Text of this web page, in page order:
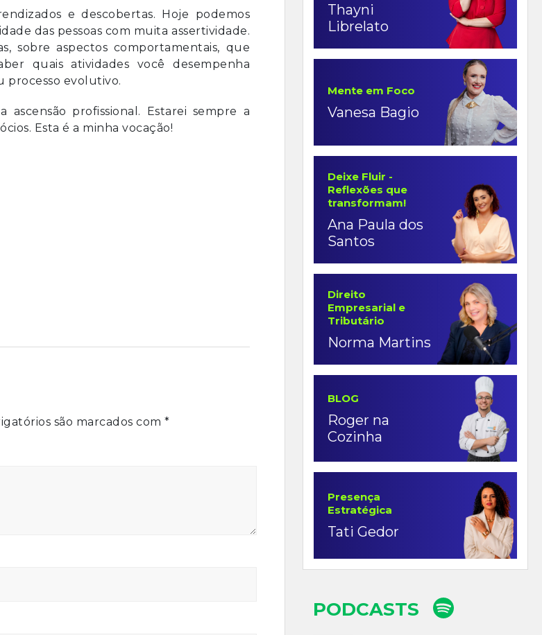
e descobertas. Hoje podemos
das pessoas com muita assertividade.
sobre aspectos comportamentais, que
quais atividades você desempenha
processo evolutivo.
profissional. Estarei sempre a
Esta é a minha vocação!
são marcados com *
Thayni
Librelato
Mente em Foco
Vanesa Bagio
Deixe Fluir -
Reflexões que
transformam!
Ana Paula dos
Santos
Direito
Empresarial e
Tributário
Norma Martins
BLOG
Roger na
Cozinha
Presença
Estratégica
Tati Gedor
PODCASTS